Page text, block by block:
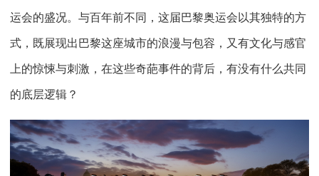
运会的盛况。与百年前不同，这届巴黎奥运会以其独特的方
式，既展现出巴黎这座城市的浪漫与包容，又有文化与感官
上的惊悚与刺激，在这些奇葩事件的背后，有没有什么共同
的底层逻辑？